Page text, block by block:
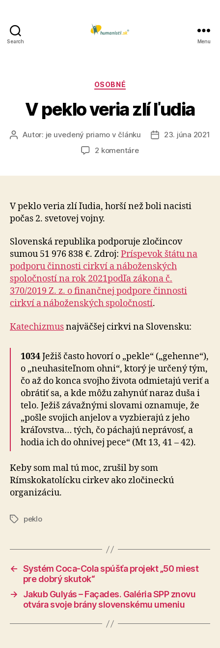
Search Menu
Kategórie
OSOBNÉ
V peklo veria zlí ľudia
AutorAutor: je uvedený priamo v článku
Dátum
23. júna 2021
2 komentárena
ľudia
V peklo veria zlí ľudia, horší než boli nacisti
počas 2. svetovej vojny.
Slovenská republika podporuje zločincov
sumou 51 976 838 €. Zdroj: Príspevok štátu na
podporu činnosti cirkví a náboženských
spoločností na rok 2021podľa zákona č.
370/2019 Z. z. o finančnej podpore činnosti
cirkví a náboženských spoločností.
Katechizmusnajväčšej cirkvi na Slovensku:
1034Ježiš často hovorí o „pekle“ („gehenne“),
o „neuhasiteľnom ohni“, ktorý je určený tým,
čo až do konca svojho života odmietajú veriť a
obrátiť sa, a kde môžu zahynúť naraz duša i
telo. Ježiš závažnými slovami oznamuje, že
„pošle svojich anjelov a vyzbierajú z jeho
kráľovstva… tých, čo páchajú neprávosť, a
hodia ich do ohnivej pece“ (Mt 13, 41 – 42).
Keby som mal tú moc, zrušil by som
Rímskokatolícku cirkev ako zločineckú
organizáciu.
Značky
peklo
← Systém Coca-Cola spúšťa projekt „50 miest
pre dobrý skutok“
→
Jakub Gulyás – Façades. Galéria SPP znovu
otvára svoje brány slovenskému umeniu